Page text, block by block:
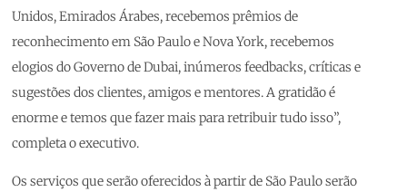
Unidos, Emirados Árabes, recebemos prêmios de
reconhecimento em São Paulo e Nova York, recebemos
elogios do Governo de Dubai, inúmeros feedbacks, críticas e
sugestões dos clientes, amigos e mentores. A gratidão é
enorme e temos que fazer mais para retribuir tudo isso”,
completa o executivo.
Os serviços que serão oferecidos à partir de São Paulo serão